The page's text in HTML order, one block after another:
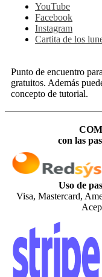
YouTube
Facebook
Instagram
Cartita de los
Punto de encuentro
gratuitos. Además
concepto de tutorial.
con las
Uso de
Visa, Mastercard,